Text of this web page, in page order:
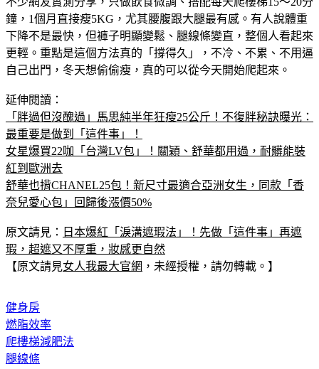
下降不是最快，但褲子明顯變鬆、腿線條變直，整個人看起來
更輕。重點是這個方法真的「撐得久」，不冷、不累、不用逼
自己出門，冬天想偷偷瘦，真的可以從今天開始爬起來。
「胖過但沒醜過」馬思純半年狂瘦25公斤！不復胖秘訣曝光：
最重要是做到「這件事」！
女星爆買22咖「台灣LV包」！關穎、舒華都用過，耐髒能裝
紅到歐洲去
舒華也揹CHANEL25包！新尺寸最適合亞洲女生，同款「香
奈兒愛心包」回歸後漲價50%
瑕，超遮又不厚重，妝感更自然
【原文請見女人我最大官網 ，未經授權，請勿轉載。】
燃脂效率
爬樓梯減肥法
腿線條
高效燃脂運動